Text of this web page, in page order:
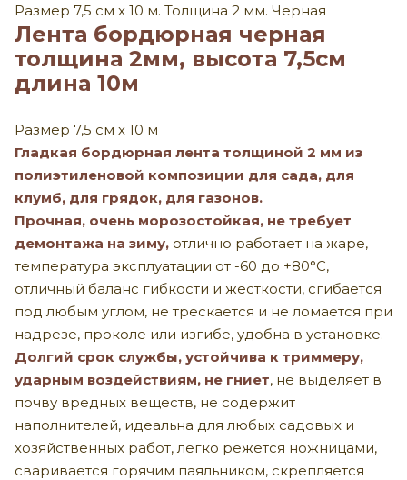
Размер 7,5 см х 10 м. Толщина 2 мм. Черная
Лента бордюрная черная
толщина 2мм, высота 7,5см
длина 10м
Размер 7,5 см х 10 м
Гладкая бордюрная лента толщиной 2 мм из
полиэтиленовой композиции для сада, для
клумб, для грядок, для газонов.
Прочная, очень морозостойкая, не требует
демонтажа на зиму, отлично работает на жаре,
температура эксплуатации от -60 до +80°С,
отличный баланс гибкости и жесткости, сгибается
под любым углом, не трескается и не ломается при
надрезе, проколе или изгибе, удобна в установке.
Долгий срок службы, устойчива к триммеру,
ударным воздействиям, не гниет, не выделяет в
почву вредных веществ, не содержит
наполнителей, идеальна для любых садовых и
хозяйственных работ, легко режется ножницами,
сваривается горячим паяльником, скрепляется